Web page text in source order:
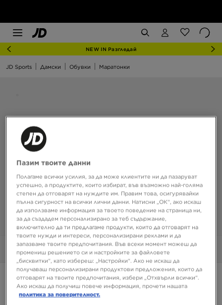
NEW IN Разгледай
JD Sports Дамски Обувки Маратонки
Снимки 360°
Супер оферта
NIKE PEGASUS PREMIUM
Пазим твоите данни
Полагаме всички усилия, за да може клиентите ни да пазаруват
успешно, а продуктите, които избират, във възможно най-голяма
степен да отговарят на нуждите им. Правим това, осигурявайки
пълна сигурност на всички лични данни. Натисни „ОК“, ако искаш
да използваме информация за твоето поведение на страница ни,
за да създадем персонализирано за теб съдържание,
включително да ти предлагаме продукти, които да отговарят на
твоите нужди и интереси, персонализирани реклами и да
запазваме твоите предпочитания. Във всеки момент можеш да
промениш решението си и настройките за файловете
„бисквитки“, като избереш: „Настройки“. Ако не искаш да
получаваш персонализирани продуктови предложения, които да
отговарят на твоите предпочитания, избери „Отхвърли всички“.
Ако искаш да получиш повече информация, прочети нашата
политика за поверителност.